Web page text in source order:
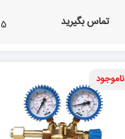
تماس بگیرید 5
ناموجود